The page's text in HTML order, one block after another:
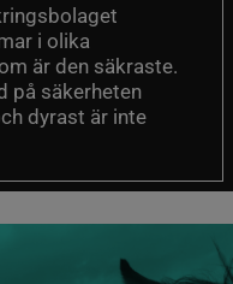
i olika
är den säkraste.
på säkerheten
dyrast är inte